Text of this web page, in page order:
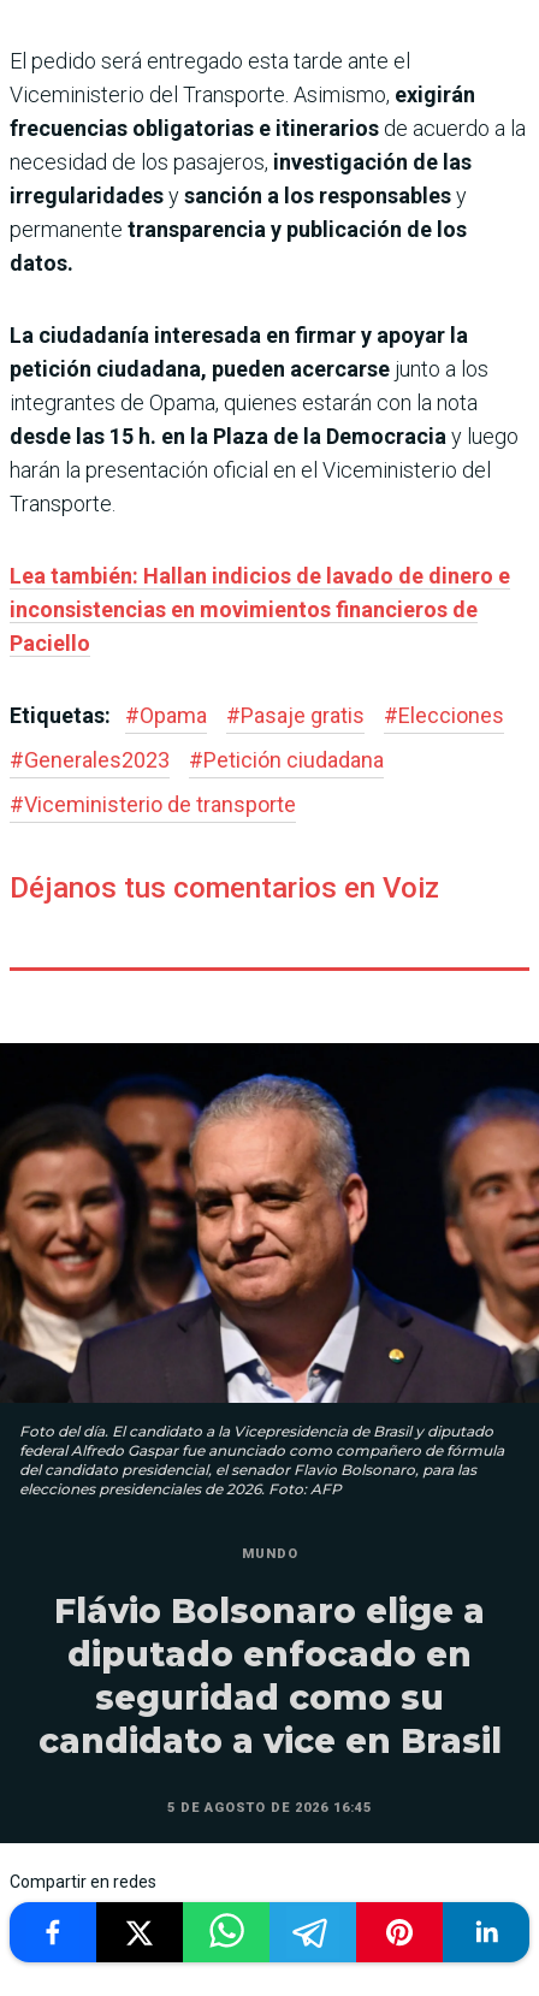
El pedido será entregado esta tarde ante el
Viceministerio del Transporte. Asimismo, exigirán
frecuencias obligatorias e itinerarios de acuerdo a la
necesidad de los pasajeros, investigación de las
irregularidadesysanción a los responsablesy
permanente transparencia y publicación de los
datos.
La ciudadanía interesada en firmar y apoyar la
petición ciudadana, pueden acercarse junto a los
integrantes de Opama, quienes estarán con la nota
desde las 15 h. en la Plaza de la Democracia y luego
harán la presentación oficial en el Viceministerio del
Transporte.
Lea también: Hallan indicios de lavado de dinero e
inconsistencias en movimientos financieros de
Paciello
Etiquetas: #Opama #Pasaje gratis #Elecciones
#Generales2023 #Petición ciudadana
#Viceministerio de transporte
Déjanos tus comentarios en Voiz
Foto del día. El candidato a la Vicepresidencia de Brasil y diputado
federal Alfredo Gaspar fue anunciado como compañero de fórmula
del candidato presidencial, el senador Flavio Bolsonaro, para las
elecciones presidenciales de 2026. Foto: AFP
MUNDO
Flávio Bolsonaro elige a
diputado enfocado en
seguridad como su
candidato a vice en Brasil
5 DE AGOSTO DE 2026 16:45
Compartir en redes